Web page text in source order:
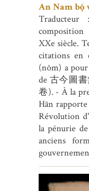
An Nam bộ
XXe siècle.
citations en
(nôm) a
de 古今圖
卷). - À la
Hãn
Révolution
la pénurie
anciens